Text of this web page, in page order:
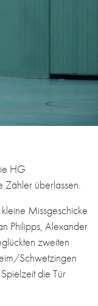
HG
überlassen.
Missgeschicke
Philipps, Alexander
zweiten
Schwetzingen
die Tür